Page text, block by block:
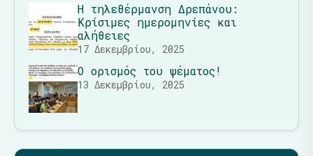
Η τηλεθέρμανση Δρεπάνου:
Κρίσιμες ημερομηνίες και
αλήθειες
17 Δεκεμβρίου, 2025
Ο ορισμός του ψέματος!
13 Δεκεμβρίου, 2025